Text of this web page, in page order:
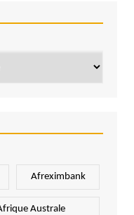
Afreximbank
Australe